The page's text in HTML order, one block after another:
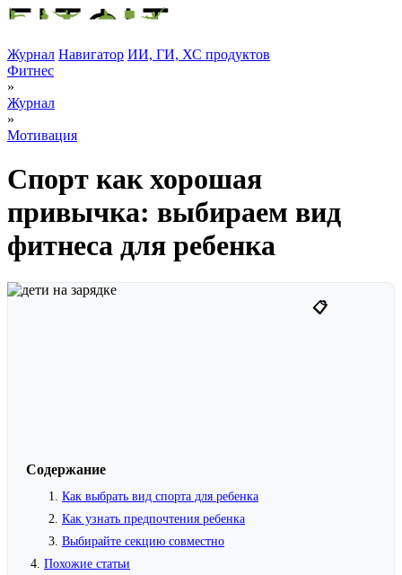
Журнал Навигатор ИИ, ГИ, ХС продуктов
Фитнес
»
Журнал
»
Мотивация
Спорт как хорошая
привычка: выбираем вид
фитнеса для ребенка
📋
Содержание
Как выбрать вид спорта для ребенка
Как узнать предпочтения ребенка
Выбирайте секцию совместно
Похожие статьи